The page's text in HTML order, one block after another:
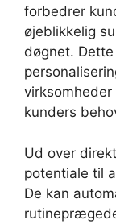
forbedrer
øjeblikkelig
døgnet.
kunders
Ud over
potentiale til
De kan